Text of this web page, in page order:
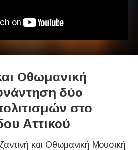
Οθωμανική
δύο
στο
Αττικού
και Οθωμανική Μουσική